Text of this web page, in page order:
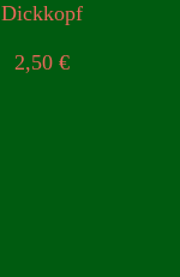
Dickkopf
2,50€